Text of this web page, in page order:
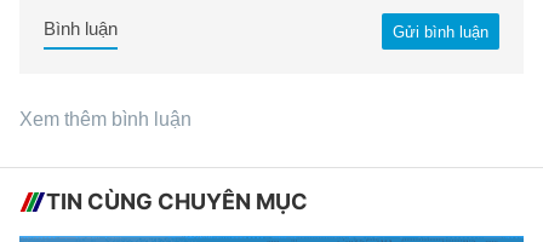
Gửi bình luận
Bình luận
Xem thêm bình luận
TIN CÙNG CHUYÊN MỤC